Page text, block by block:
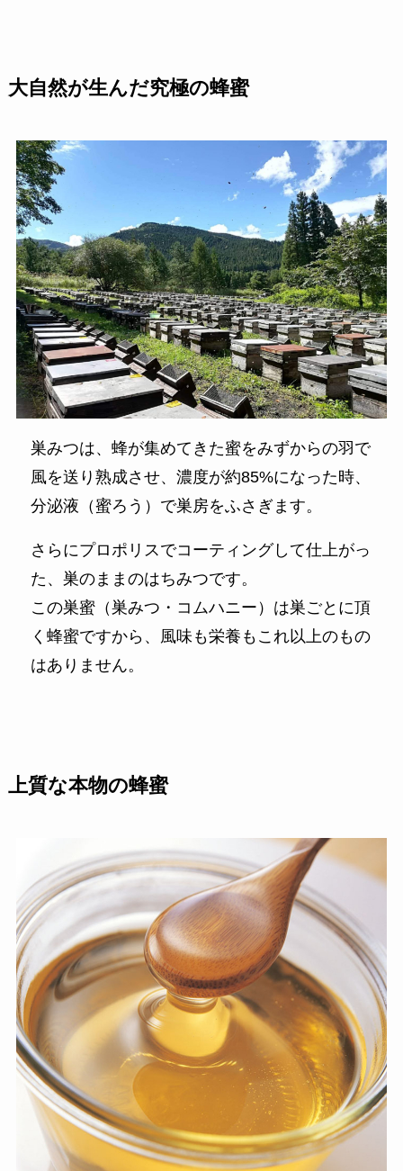
大自然が生んだ究極の蜂蜜
巣みつは、蜂が集めてきた蜜をみずからの羽で
風を送り熟成させ、濃度が約85%になった時、
分泌液（蜜ろう）で巣房をふさぎます。
さらにプロポリスでコーティングして仕上がっ
た、巣のままのはちみつです。
この巣蜜（巣みつ・コムハニー）は巣ごとに頂
く蜂蜜ですから、風味も栄養もこれ以上のもの
はありません。
上質な本物の蜂蜜